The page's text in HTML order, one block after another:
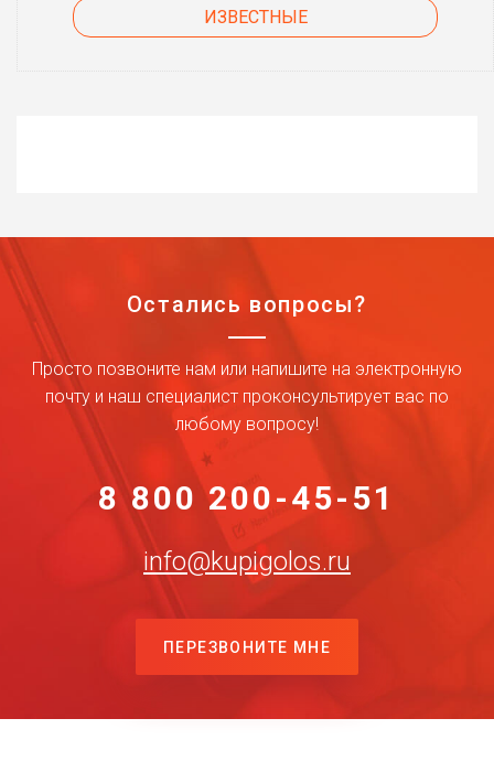
ИЗВЕСТНЫЕ
Остались вопросы?
Просто позвоните нам или напишите на электронную
почту и наш специалист проконсультирует вас по
любому вопросу!
8 800 200-45-51
info@kupigolos.ru
ПЕРЕЗВОНИТЕ МНЕ